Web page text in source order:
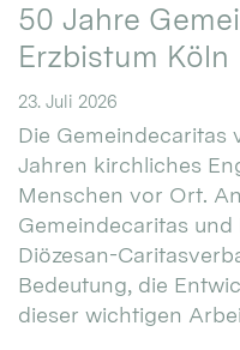
50 Jahre
Erzbistum Köln
23. Juli 2026
Die Gemeindecaritas
Jahren kirchliches
Menschen vor Ort.
Gemeindecaritas
Diözesan-
Bedeutung, die
dieser wichtigen